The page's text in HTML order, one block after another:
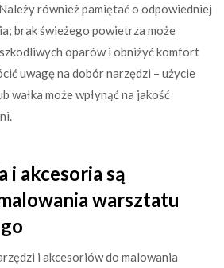
również pamiętać o odpowiedniej
brak świeżego powietrza może
oparów i obniżyć komfort
uwagę na dobór narzędzi – użycie
wałka może wpłynąć na jakość
i akcesoria są
warsztatu
i akcesoriów do malowania